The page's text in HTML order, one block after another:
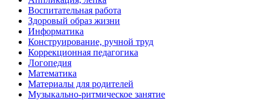
Воспитательная работа
Здоровый образ жизни
Информатика
Конструирование, ручной труд
Коррекционная педагогика
Логопедия
Математика
Материалы для родителей
Музыкально-ритмическое занятие